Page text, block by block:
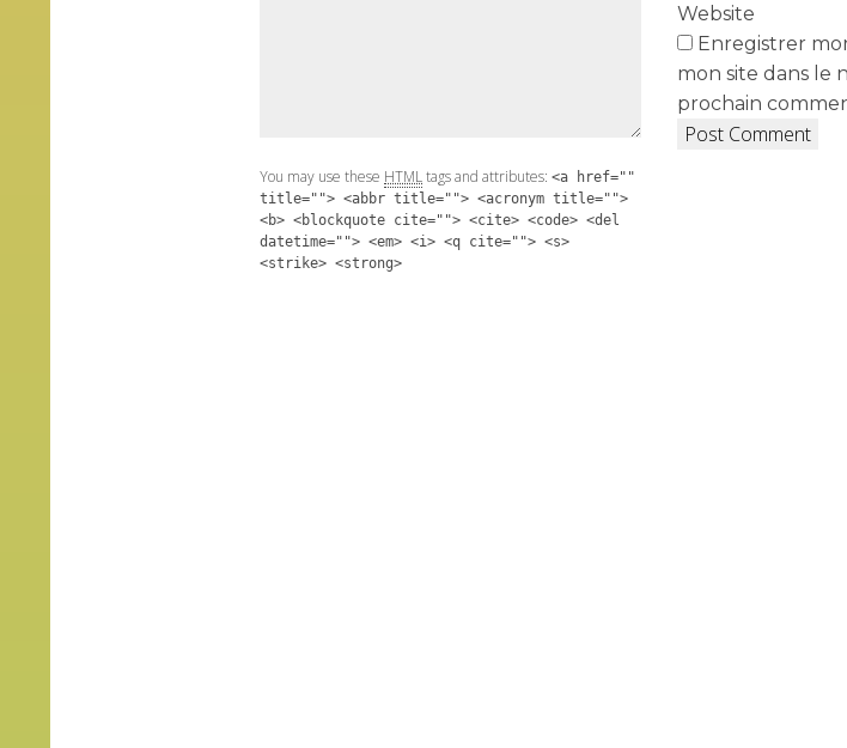
You may use these HTMLtags and attributes: <a href=""
title=""> <abbr title=""> <acronym title="">
<b> <blockquote cite=""> <cite> <code> <del
datetime=""> <em> <i> <q cite=""> <s>
<strike> <strong>
Website
Enregistrer
mon site dans le
prochain